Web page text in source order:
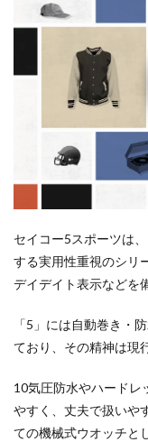
セイコー5スポーツは
する実用性重視のシリ
デイデイト表示などを
「5」には自動巻き・
ており、その精神は現
10気圧防水やハードレ
やすく、丈夫で扱いや
ての機械式ウオッチと